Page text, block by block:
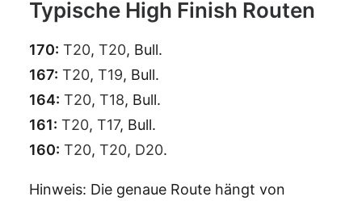
Typische High Finish Routen
170: T20, T20, Bull.
167: T20, T19, Bull.
164: T20, T18, Bull.
161: T20, T17, Bull.
160: T20, T20, D20.
Hinweis: Die genaue Route hängt von